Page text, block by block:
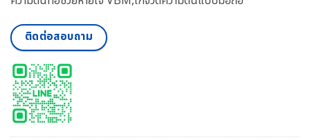
ติดต่อสอบถาม